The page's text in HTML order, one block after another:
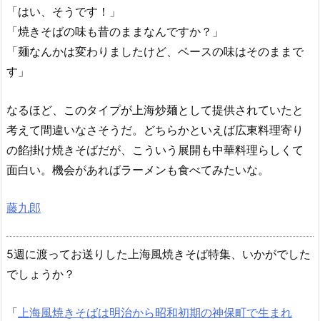
「はい、そうです！」
「焼きそばの味も昔のままなんですか？」
「麺なんかは変わりましたけど、ベースの味はそのままで
す」
なるほど、このタイプが上海炒麺として提供されていたと
考えて間違いなさそうだ。どちらかといえば広東料理寄り
の餡掛け焼きそばだが、こういう展開も中華料理らしくて
面白い。機会があればラーメンも食べてみたいな。
藤九郎
5週に渡ってお送りした上海風焼きそば特集、いかがでした
でしょうか？
「 上海風焼きそばは明治から昭和初期の神保町で生まれ